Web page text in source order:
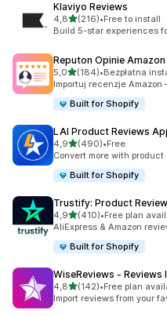
Klaviyo Reviews
4,8na 5 gwiazdek
(216)
Łączna liczba recenzji: 216
•Free to install
Build 5-star experiences
Reputon Opinie Amazon
5,0na 5 gwiazdek
(184)
Łączna liczba recenzji:
•Bezpłatna
Importuj recenzje Amazon
Built for Shopify
LAI Product Reviews
4,9na 5 gwiazdek
(490)
Łączna liczba recenzji: 490
•Free
Convert more with
Built for Shopify
Trustify: Product
4,9na 5 gwiazdek
(410)
Łączna liczba recenzji:
•Free plan
AliExpress & Amazon
Built for Shopify
WiseReviews ‑
4,8na 5 gwiazdek
(142)
Łączna liczba recenzji: 142
•Free plan
Import reviews from your